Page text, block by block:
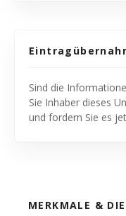
Sind die
Sie Inhaber dieses
und fordern Sie es
MERKMALE &